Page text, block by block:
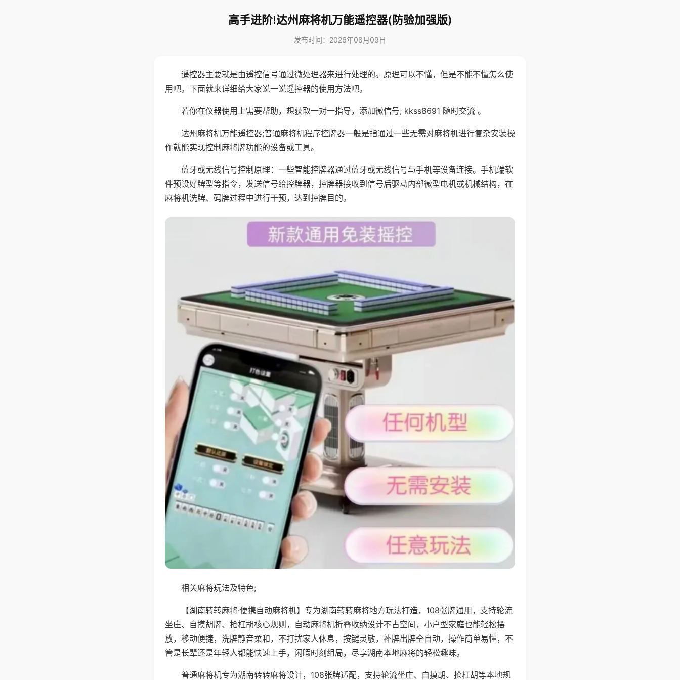
高手进阶!达州麻将机万能遥控器(防验加强版)
发布时间：2026年08月09日
遥控器主要就是由遥控信号通过微处理器来进行处理的。原理可以不懂，但是不能不懂怎么使
用吧。下面就来详细给大家说一说遥控器的使用方法吧。
若你在仪器使用上需要帮助，想获取一对一指导，添加微信号; kkss8691 随时交流 。
达州麻将机万能遥控器;普通麻将机程序控牌器一般是指通过一些无需对麻将机进行复杂安装操
作就能实现控制麻将牌功能的设备或工具。
蓝牙或无线信号控制原理：一些智能控牌器通过蓝牙或无线信号与手机等设备连接。手机端软
件预设好牌型等指令，发送信号给控牌器，控牌器接收到信号后驱动内部微型电机或机械结构，在
麻将机洗牌、码牌过程中进行干预，达到控牌目的。
相关麻将玩法及特色;
【湖南转转麻将·便携自动麻将机】专为湖南转转麻将地方玩法打造，108张牌通用，支持轮流
坐庄、自摸胡牌、抢杠胡核心规则，自动麻将机折叠收纳设计不占空间，小户型家庭也能轻松摆
放，移动便捷，洗牌静音柔和，不打扰家人休息，按键灵敏，补牌出牌全自动，操作简单易懂，不
管是长辈还是年轻人都能快速上手，闲暇时刻组局，尽享湖南本地麻将的轻松趣味。
普通麻将机专为湖南转转麻将设计，108张牌适配，支持轮流坐庄、自摸胡、抢杠胡等本地规